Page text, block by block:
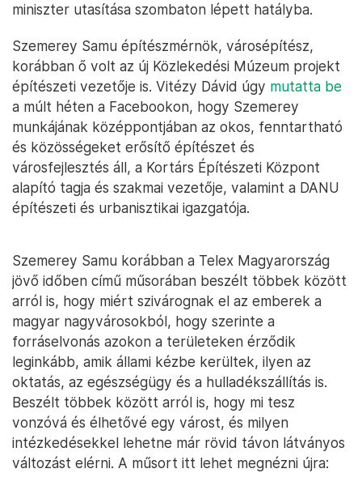
miniszter utasítása szombaton lépett hatályba.
Szemerey Samu építészmérnök, városépítész,
korábban ő volt az új Közlekedési Múzeum projekt
építészeti vezetője is. Vitézy Dávid úgy mutatta be
a múlt héten a Facebookon, hogy Szemerey
munkájának középpontjában az okos, fenntartható
és közösségeket erősítő építészet és
városfejlesztés áll, a Kortárs Építészeti Központ
alapító tagja és szakmai vezetője, valamint a DANU
építészeti és urbanisztikai igazgatója.
Szemerey Samu korábban a Telex Magyarország
jövő időben című műsorában beszélt többek között
arról is, hogy miért szivárognak el az emberek a
magyar nagyvárosokból, hogy szerinte a
forráselvonás azokon a területeken érződik
leginkább, amik állami kézbe kerültek, ilyen az
oktatás, az egészségügy és a hulladékszállítás is.
Beszélt többek között arról is, hogy mi tesz
vonzóvá és élhetővé egy várost, és milyen
intézkedésekkel lehetne már rövid távon látványos
változást elérni. A műsort itt lehet megnézni újra: